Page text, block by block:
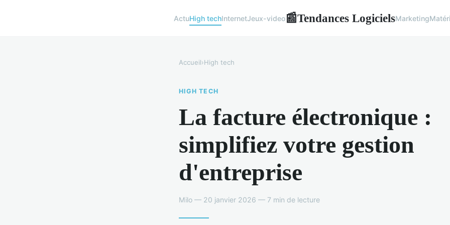
ActuHigh techInternetJeux-video📰Tendances LogicielsMarketing
Accueil›High tech
HIGH TECH
La facture électronique :
simplifiez votre gestion
d'entreprise
Milo — 20 janvier 2026 — 7 min de lecture